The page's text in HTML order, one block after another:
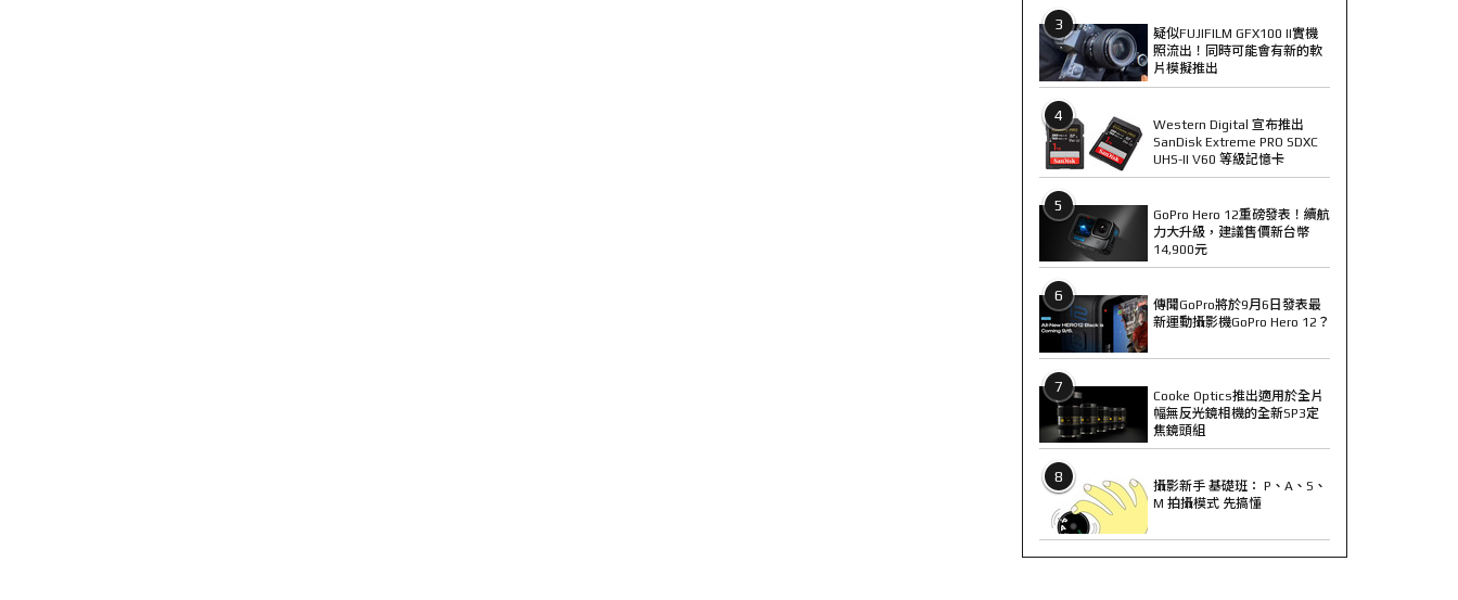
3
疑似FUJIFILM GFX100 II實機
照流出！同時可能會有新的軟
片模擬推出
4
Western Digital 宣布推出
SanDisk Extreme PRO SDXC
UHS-II V60 等級記憶卡
5
GoPro Hero 12重磅發表！續航
力大升級，建議售價新台幣
14,900元
6
傳聞GoPro將於9月6日發表最
新運動攝影機GoPro Hero 12？
7
Cooke Optics推出適用於全片
幅無反光鏡相機的全新SP3定
焦鏡頭組
8
攝影新手 基礎班： P、A、S、
M 拍攝模式 先搞懂